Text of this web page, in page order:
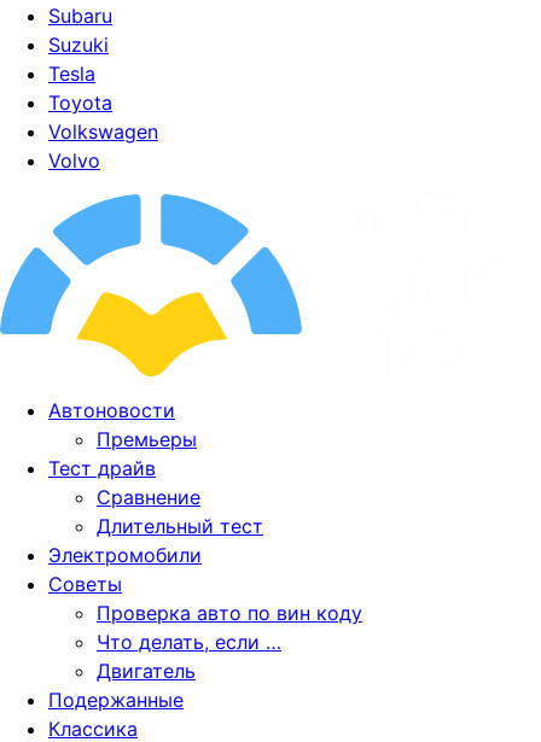
Subaru
Suzuki
Tesla
Toyota
Volkswagen
Volvo
Автоновости
Премьеры
Тест драйв
Сравнение
Длительный тест
Электромобили
Советы
Проверка авто по вин коду
Что делать, если …
Двигатель
Подержанные
Классика